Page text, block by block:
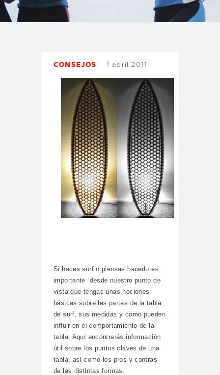
TIENDA FAMILY SURFERS
WEBCAM SALINAS
CONSEJOS 1 abril 2011
Si haces surf o piensas hacerlo es
importante desde nuestro punto de
vista que tengas unas nociones
básicas sobre las partes de la tabla
de surf, sus medidas y como pueden
influir en el comportamiento de la
tabla. Aquí encontrarás información
útil sobre los puntos claves de una
tabla, así como los pros y contras
de las distintas formas.